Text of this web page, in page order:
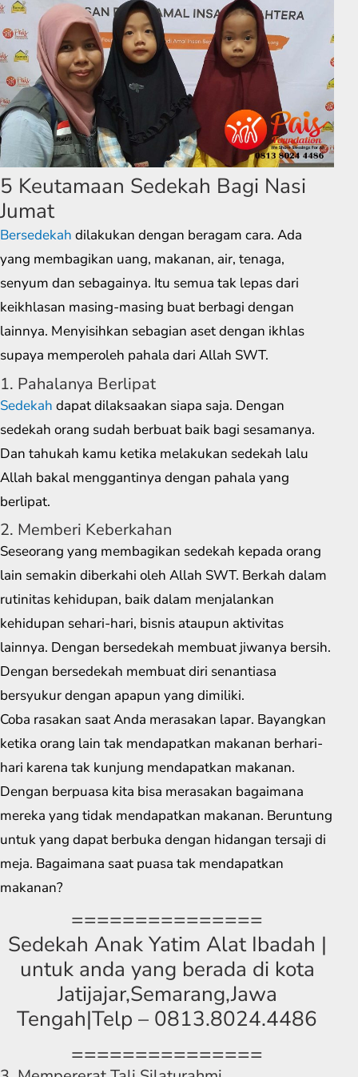
5 Keutamaan Sedekah Bagi Nasi
Jumat
Bersedekah dilakukan dengan beragam cara. Ada
yang membagikan uang, makanan, air, tenaga,
senyum dan sebagainya. Itu semua tak lepas dari
keikhlasan masing-masing buat berbagi dengan
lainnya. Menyisihkan sebagian aset dengan ikhlas
supaya memperoleh pahala dari Allah SWT.
1. Pahalanya Berlipat
Sedekah dapat dilaksaakan siapa saja. Dengan
sedekah orang sudah berbuat baik bagi sesamanya.
Dan tahukah kamu ketika melakukan sedekah lalu
Allah bakal menggantinya dengan pahala yang
berlipat.
2. Memberi Keberkahan
Seseorang yang membagikan sedekah kepada orang
lain semakin diberkahi oleh Allah SWT. Berkah dalam
rutinitas kehidupan, baik dalam menjalankan
kehidupan sehari-hari, bisnis ataupun aktivitas
lainnya. Dengan bersedekah membuat jiwanya bersih.
Dengan bersedekah membuat diri senantiasa
bersyukur dengan apapun yang dimiliki.
Coba rasakan saat Anda merasakan lapar. Bayangkan
ketika orang lain tak mendapatkan makanan berhari-
hari karena tak kunjung mendapatkan makanan.
Dengan berpuasa kita bisa merasakan bagaimana
mereka yang tidak mendapatkan makanan. Beruntung
untuk yang dapat berbuka dengan hidangan tersaji di
meja. Bagaimana saat puasa tak mendapatkan
makanan?
===============
Sedekah Anak Yatim Alat Ibadah |
untuk anda yang berada di kota
Jatijajar,Semarang,Jawa
Tengah|Telp – 0813.8024.4486
===============